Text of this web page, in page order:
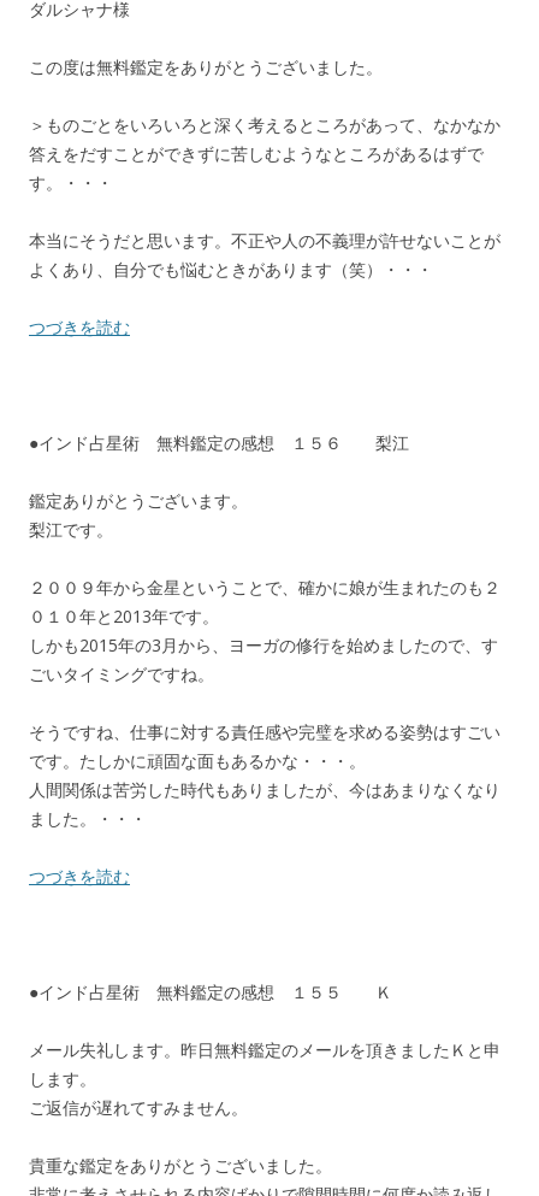
ダルシャナ様
この度は無料鑑定をありがとうございました。
＞ものごとをいろいろと深く考えるところがあって、なかなか
答えをだすことができずに苦しむようなところがあるはずで
す。・・・
本当にそうだと思います。不正や人の不義理が許せないことが
よくあり、自分でも悩むときがあります（笑）・・・
つづきを読む
●インド占星術 無料鑑定の感想 １５６ 梨江
鑑定ありがとうございます。
梨江です。
２００９年から金星ということで、確かに娘が生まれたのも２
０１０年と2013年です。
しかも2015年の3月から、ヨーガの修行を始めましたので、す
ごいタイミングですね。
そうですね、仕事に対する責任感や完璧を求める姿勢はすごい
です。たしかに頑固な面もあるかな・・・。
人間関係は苦労した時代もありましたが、今はあまりなくなり
ました。・・・
つづきを読む
●インド占星術 無料鑑定の感想 １５５ Ｋ
メール失礼します。昨日無料鑑定のメールを頂きましたＫと申
します。
ご返信が遅れてすみません。
貴重な鑑定をありがとうございました。